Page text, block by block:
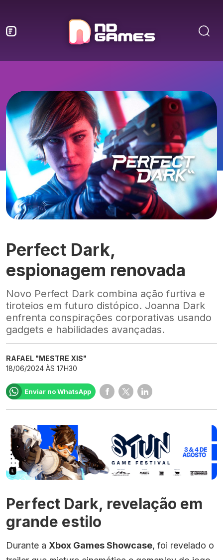
Perfect Dark,
espionagem renovada
Novo Perfect Dark combina ação furtiva e
tiroteios em futuro distópico. Joanna Dark
enfrenta conspirações corporativas usando
gadgets e habilidades avançadas.
RAFAEL "MESTRE XIS"
18/06/2024 ÀS 17H30
Enviar no WhatsApp
Perfect Dark, revelação em
grande estilo
Durante a Xbox Games Showcase, foi revelado o